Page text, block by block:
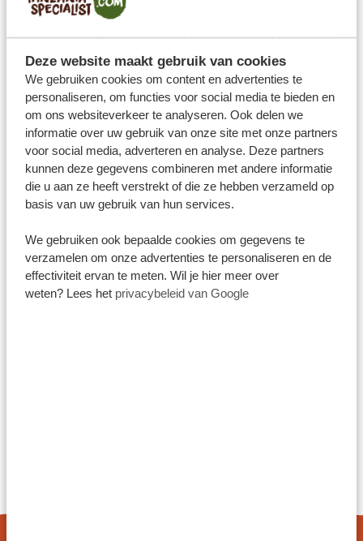
Deze website maakt gebruik van cookies
We gebruiken cookies om content en advertenties te
personaliseren, om functies voor social media te bieden en
om ons websiteverkeer te analyseren. Ook delen we
informatie over uw gebruik van onze site met onze partners
voor social media, adverteren en analyse. Deze partners
kunnen deze gegevens combineren met andere informatie
die u aan ze heeft verstrekt of die ze hebben verzameld op
basis van uw gebruik van hun services.
We gebruiken ook bepaalde cookies om gegevens te
verzamelen om onze advertenties te personaliseren en de
effectiviteit ervan te meten. Wil je hier meer over
weten? Lees het privacybeleid van Google
eenvoudiger, je hebt alleen je paspoort nodig (en soms
een retourticket). Dit is perfect als je geen zin hebt in
online formulieren of geen creditcard hebt. Welke
optie je ook kiest, zorg ervoor dat je alle vereisten zelf
controleert, vooral de geldigheid van je paspoort en
eventuele documenten die je nodig hebt als je met
kinderen reist.
Regel dat visum, en laat het avontuur beginnen!
Deel dit artikel: